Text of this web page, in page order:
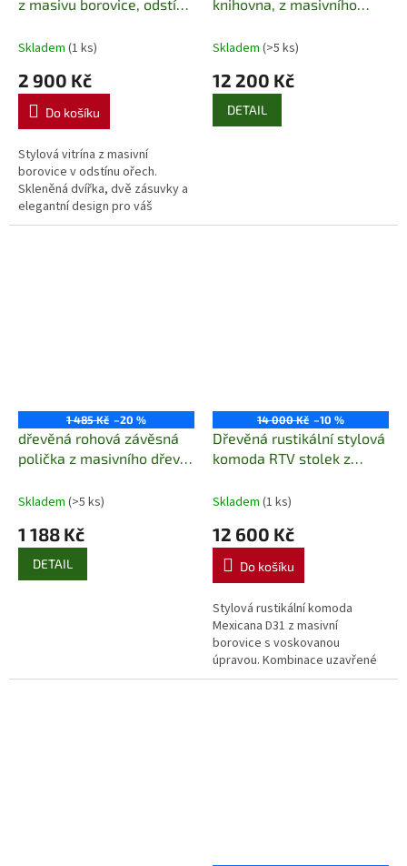
z masivu borovice, odstín
Skladem (1 ks)
2 900 Kč
Do košíku
Stylová vitrína z masivní
borovice v odstínu ořech.
Skleněná dvířka, dvě zásuvky a
elegantní design pro váš
domov.
knihovna, z masivního
pacyg
Skladem (>5 ks)
12 200 Kč
DETAIL
1 485 Kč –20 %
dřevěná rohová závěsná
polička z masivního dřeva
Skladem (>5 ks)
1 188 Kč
DETAIL
14 000 Kč –10 %
Dřevěná rustikální stylová
komoda RTV stolek z
Mexicana D31 Euromeb
Skladem (1 ks)
12 600 Kč
Do košíku
Stylová rustikální komoda
Mexicana D31 z masivní
borovice s voskovanou
úpravou. Kombinace uzavřené
skříňky a otevřené police nabízí